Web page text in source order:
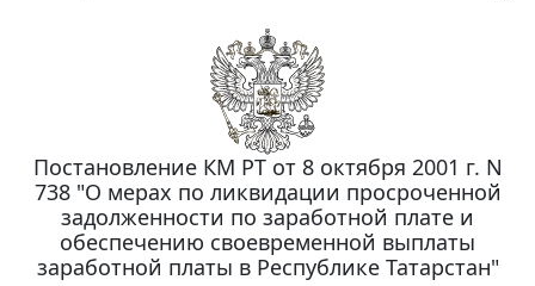
Постановление КМ РТ от 8 октября 2001 г. N
738 "О мерах по ликвидации просроченной
задолженности по заработной плате и
обеспечению своевременной выплаты
заработной платы в Республике Татарстан"